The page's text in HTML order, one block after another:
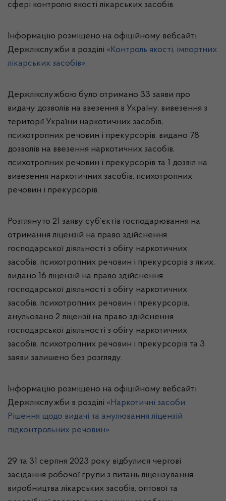
сфері контролю якості лікарських засобів.
Інформацію розміщено на офіційному вебсайті
Держлікслужби в розділі «Контроль якості, імпортних
лікарських засобів».
Держлікслужбою було отримано 33 заяви про
видачу дозволів на ввезення в Україну, вивезення з
території України наркотичних засобів,
психотропних речовин і прекурсорів, видано 78
дозволів на ввезення наркотичних засобів,
психотропних речовин і прекурсорів та 1 дозвіл на
вивезення наркотичних засобів, психотропних
речовин і прекурсорів.
Розглянуто 21 заяву суб’єктів господарювання на
отримання ліцензій на право здійснення
господарської діяльності з обігу наркотичних
засобів, психотропних речовин і прекурсорів з яких,
видано 16 ліцензій на право здійснення
господарської діяльності з обігу наркотичних
засобів, психотропних речовин і прекурсорів,
анульовано 2 ліцензії на право здійснення
господарської діяльності з обігу наркотичних
засобів, психотропних речовин і прекурсорів та 3
заяви залишено без розгляду.
Інформацію розміщено на офіційному вебсайті
Держлікслужби в розділі «Наркотичні засоби.
Рішення щодо видачі та анулювання ліцензій
підконтрольних речовин».
29 та 31 серпня 2023 року відбулися чергові
засідання робочої групи з питань ліцензування
виробництва лікарських засобів, оптової та